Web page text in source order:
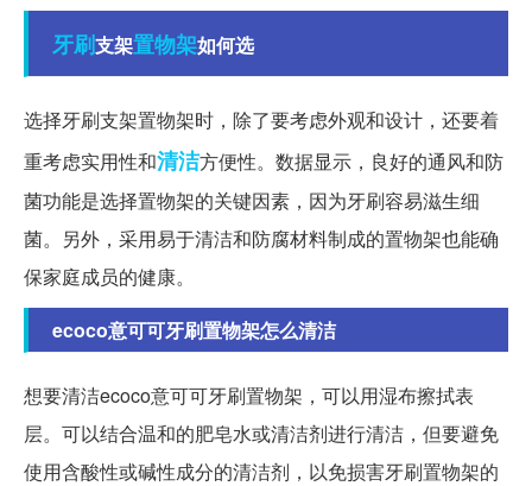
牙刷支架置物架如何选
选择牙刷支架置物架时，除了要考虑外观和设计，还要着
重考虑实用性和清洁方便性。数据显示，良好的通风和防
菌功能是选择置物架的关键因素，因为牙刷容易滋生细
菌。另外，采用易于清洁和防腐材料制成的置物架也能确
保家庭成员的健康。
ecoco意可可牙刷置物架怎么清洁
想要清洁ecoco意可可牙刷置物架，可以用湿布擦拭表
层。可以结合温和的肥皂水或清洁剂进行清洁，但要避免
使用含酸性或碱性成分的清洁剂，以免损害牙刷置物架的